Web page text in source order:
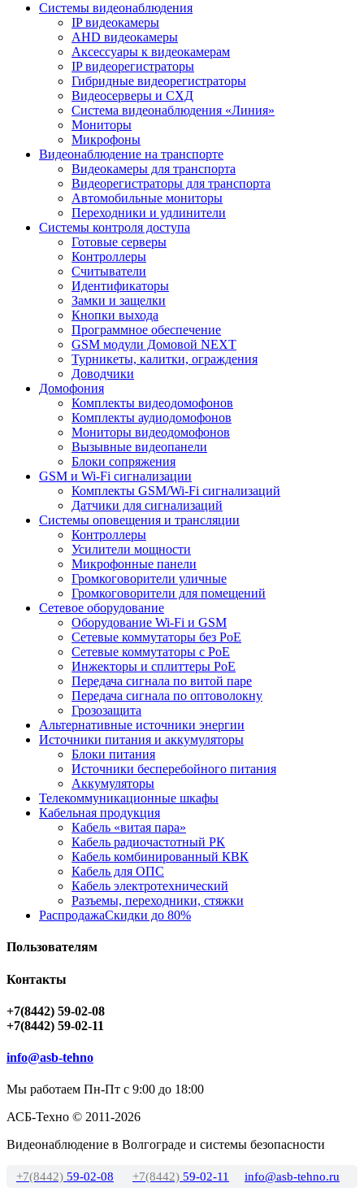
Системы видеонаблюдения
IP видеокамеры
AHD видеокамеры
Аксессуары к видеокамерам
IP видеорегистраторы
Гибридные видеорегистраторы
Видеосерверы и СХД
Система видеонаблюдения «Линия»
Мониторы
Микрофоны
Видеонаблюдение на транспорте
Видеокамеры для транспорта
Видеорегистраторы для транспорта
Автомобильные мониторы
Переходники и удлинители
Системы контроля доступа
Готовые серверы
Контроллеры
Считыватели
Идентификаторы
Замки и защелки
Кнопки выхода
Программное обеспечение
GSM модули Домовой NEXT
Турникеты, калитки, ограждения
Доводчики
Домофония
Комплекты видеодомофонов
Комплекты аудиодомофонов
Мониторы видеодомофонов
Вызывные видеопанели
Блоки сопряжения
GSM и Wi-Fi сигнализации
Комплекты GSM/Wi-Fi сигнализаций
Датчики для сигнализаций
Системы оповещения и трансляции
Контроллеры
Усилители мощности
Микрофонные панели
Громкоговорители уличные
Громкоговорители для помещений
Сетевое оборудование
Оборудование Wi-Fi и GSM
Сетевые коммутаторы без PoE
Сетевые коммутаторы с PoE
Инжекторы и сплиттеры PoE
Передача сигнала по витой паре
Передача сигнала по оптоволокну
Грозозащита
Альтернативные источники энергии
Источники питания и аккумуляторы
Блоки питания
Источники бесперебойного питания
Аккумуляторы
Телекоммуникационные шкафы
Кабельная продукция
Кабель «витая пара»
Кабель радиочастотный РК
Кабель комбинированный КВК
Кабель для ОПС
Кабель электротехнический
Разъемы, переходники, стяжки
РаспродажаСкидки до 80%
Пользователям
Контакты
+7(8442) 59-02-08
+7(8442) 59-02-11
info@asb-tehno
Мы работаем Пн-Пт с 9:00 до 18:00
АСБ-Техно © 2011-2026
Видеонаблюдение в Волгограде и системы безопасности
+7(8442) 59-02-08 +7(8442) 59-02-11 info@asb-tehno.ru